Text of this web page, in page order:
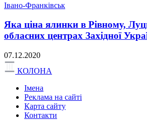
Івано-Франківськ
Яка ціна ялинки в Рівному,
обласних центрах Західної
07.12.2020
КОЛОНА
Імена
Реклама на сайті
Карта сайту
Контакти